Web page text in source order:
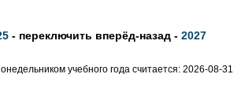
- переключить вперёд-назад - 2027
учебного года считается: 2026-08-31